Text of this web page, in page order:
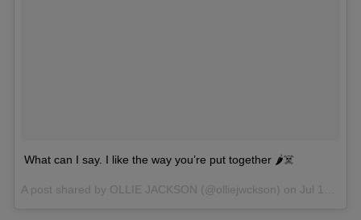
What can I say. I like the way you’re put together 🌶☠️
A post shared by OLLIE JACKSON (@olliejwckson) on Jul 12, 2017 at 5:55pm PDT